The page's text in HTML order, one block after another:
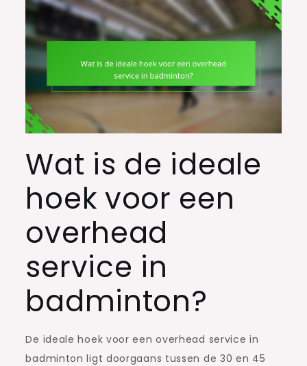
Wat is de ideale
hoek voor een
overhead
service in
badminton?
De ideale hoek voor een overhead service in
badminton ligt doorgaans tussen de 30 en 45